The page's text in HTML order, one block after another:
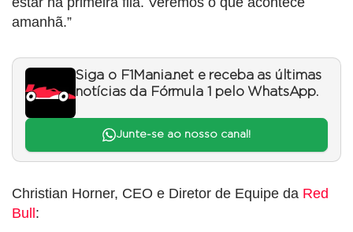
amanhã.”
Siga o F1Mania.net e receba as últimas
notícias da Fórmula 1 pelo WhatsApp.
Junte-se ao nosso canal!
Christian Horner, CEO e Diretor de Equipe da Red
Bull: